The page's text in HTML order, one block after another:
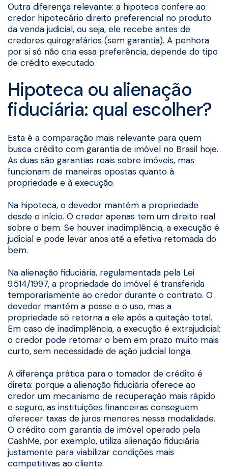
Outra diferença relevante: a hipoteca confere ao
credor hipotecário direito preferencial no produto
da venda judicial, ou seja, ele recebe antes de
credores quirografários (sem garantia). A penhora
por si só não cria essa preferência, depende do tipo
de crédito executado.
Hipoteca ou alienação
fiduciária: qual escolher?
Esta é a comparação mais relevante para quem
busca crédito com garantia de imóvel no Brasil hoje.
As duas são garantias reais sobre imóveis, mas
funcionam de maneiras opostas quanto à
propriedade e à execução.
Na hipoteca, o devedor mantém a propriedade
desde o início. O credor apenas tem um direito real
sobre o bem. Se houver inadimplência, a execução é
judicial e pode levar anos até a efetiva retomada do
bem.
Na alienação fiduciária, regulamentada pela Lei
9.514/1997, a propriedade do imóvel é transferida
temporariamente ao credor durante o contrato. O
devedor mantém a posse e o uso, mas a
propriedade só retorna a ele após a quitação total.
Em caso de inadimplência, a execução é extrajudicial:
o credor pode retomar o bem em prazo muito mais
curto, sem necessidade de ação judicial longa.
A diferença prática para o tomador de crédito é
direta: porque a alienação fiduciária oferece ao
credor um mecanismo de recuperação mais rápido
e seguro, as instituições financeiras conseguem
oferecer taxas de juros menores nessa modalidade.
O crédito com garantia de imóvel operado pela
CashMe, por exemplo, utiliza alienação fiduciária
justamente para viabilizar condições mais
competitivas ao cliente.